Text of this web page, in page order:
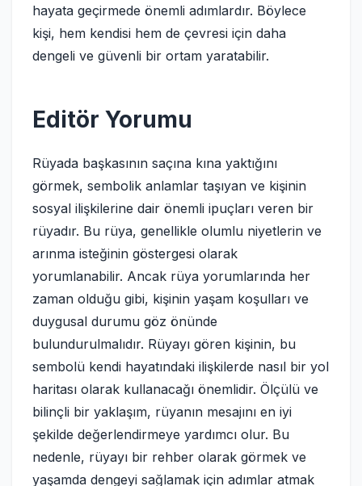
hayata geçirmede önemli adımlardır. Böylece
kişi, hem kendisi hem de çevresi için daha
dengeli ve güvenli bir ortam yaratabilir.
Editör Yorumu
Rüyada başkasının saçına kına yaktığını
görmek, sembolik anlamlar taşıyan ve kişinin
sosyal ilişkilerine dair önemli ipuçları veren bir
rüyadır. Bu rüya, genellikle olumlu niyetlerin ve
arınma isteğinin göstergesi olarak
yorumlanabilir. Ancak rüya yorumlarında her
zaman olduğu gibi, kişinin yaşam koşulları ve
duygusal durumu göz önünde
bulundurulmalıdır. Rüyayı gören kişinin, bu
sembolü kendi hayatındaki ilişkilerde nasıl bir yol
haritası olarak kullanacağı önemlidir. Ölçülü ve
bilinçli bir yaklaşım, rüyanın mesajını en iyi
şekilde değerlendirmeye yardımcı olur. Bu
nedenle, rüyayı bir rehber olarak görmek ve
yaşamda dengeyi sağlamak için adımlar atmak